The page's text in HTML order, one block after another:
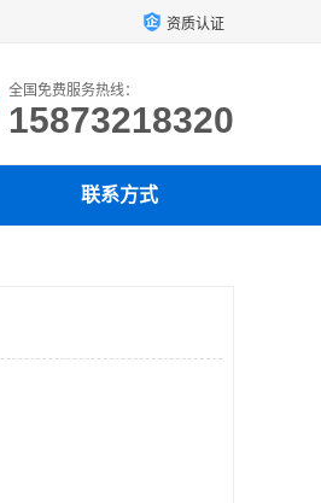
资质认证
全国免费服务热线：
15873218320
联系方式